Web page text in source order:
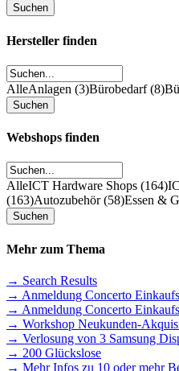
Hersteller finden
AlleAnlagen (3)Bürobedarf (8)
Webshops finden
AlleICT Hardware Shops (164)
(163)Autozubehör (58)Essen &
Mehr zum Thema
→ Search Results
→ Anmeldung Concerto
→ Anmeldung Concerto
→ Workshop Neukunden-
→ Verlosung von 3 Samsung
→ 200 Glückslose
→ Mehr Infos zu 10 oder mehr